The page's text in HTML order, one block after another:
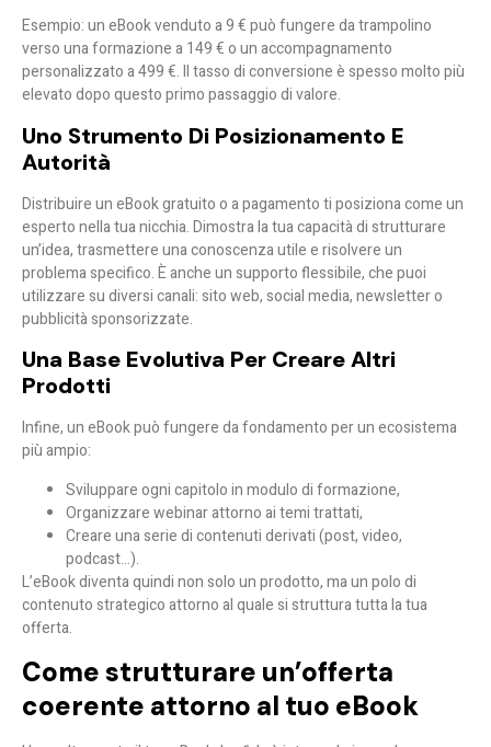
Esempio: un eBook venduto a 9 € può fungere da trampolino
verso una formazione a 149 € o un accompagnamento
personalizzato a 499 €. Il tasso di conversione è spesso molto più
elevato dopo questo primo passaggio di valore.
Uno Strumento Di Posizionamento E
Autorità
Distribuire un eBook gratuito o a pagamento ti posiziona come un
esperto nella tua nicchia. Dimostra la tua capacità di strutturare
un’idea, trasmettere una conoscenza utile e risolvere un
problema specifico. È anche un supporto flessibile, che puoi
utilizzare su diversi canali: sito web, social media, newsletter o
pubblicità sponsorizzate.
Una Base Evolutiva Per Creare Altri
Prodotti
Infine, un eBook può fungere dafondamento per un ecosistema
più ampio:
Sviluppare ogni capitolo in modulo di formazione,
Organizzare webinar attorno ai temi trattati,
Creare una serie di contenuti derivati (post, video,
podcast…).
L’eBook diventa quindi non solo un prodotto, ma unpolo di
contenuto strategicoattorno al quale si struttura tutta la tua
offerta.
Come strutturare un’offerta
coerente attorno al tuo eBook